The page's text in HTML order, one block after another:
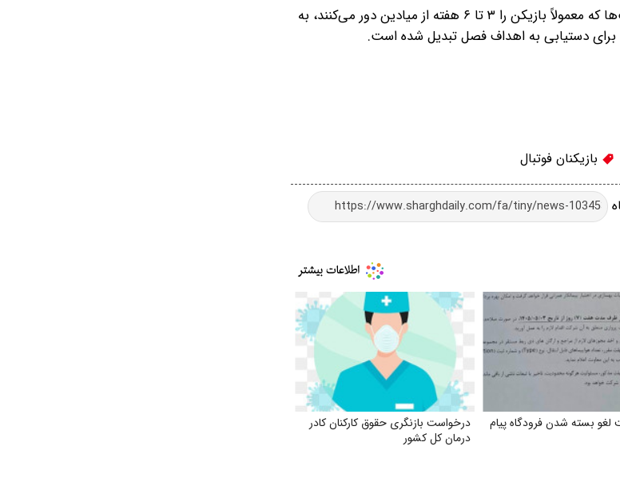
علاوه بر مزایای فنی، هوش مصنوعی فواید مالی و ساختاری نیز دارد. مصدومیت‌ها که معمولاً بازیکن را ۳ تا ۶ هفته از میادین دور می‌کنند، به
برای دستیابی به اهداف فصل تبدیل شده است.
بازیکنان فوتبال
بسته شدن فرودگاه پیام
درخواست بازنگری حقوق کارکنان کادر
درمان کل کشور